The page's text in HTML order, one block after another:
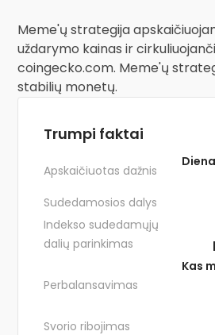
Meme'ų strategija
uždarymo kainas ir
coingecko.com. Meme'ų
stabilių monetų.
Trumpi faktai
Apskaičiuotas dažnis
Sudedamosios dalys
Indekso sudedamųjų
dalių parinkimas
Perbalansavimas
Kas
Svorio ribojimas